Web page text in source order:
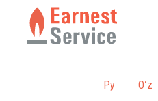
Ру Oʻz